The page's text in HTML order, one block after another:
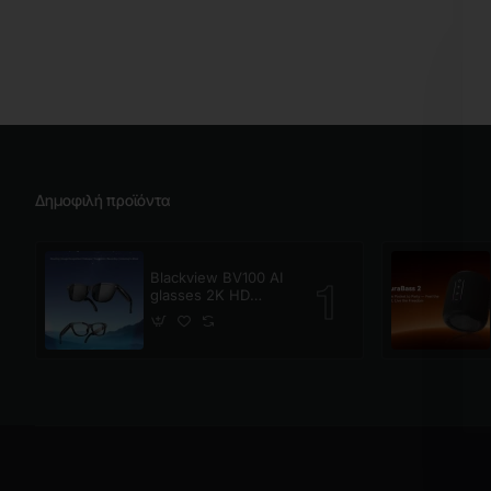
Δημοφιλή προϊόντα
Blackview BV100 AI
glasses 2K HD
800W Pixels Smart
Glasses Polarized